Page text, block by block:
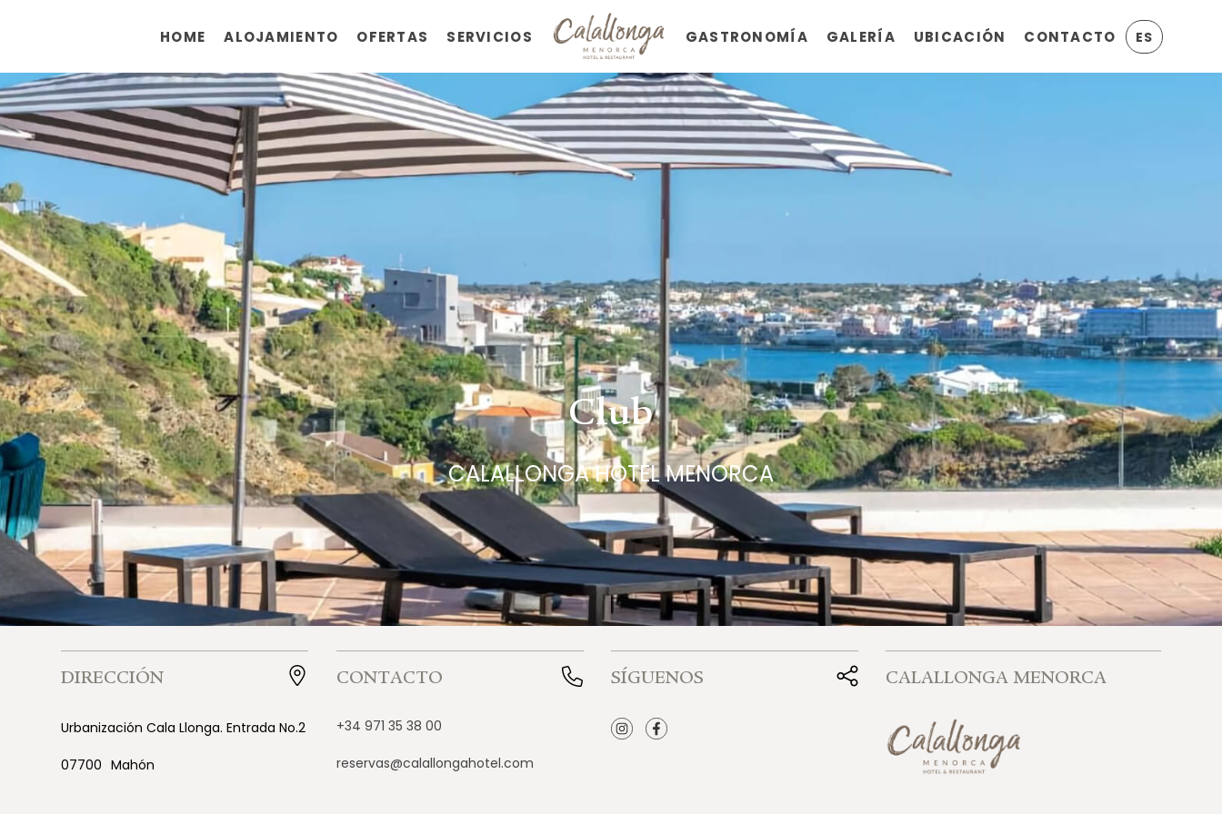
HOME ALOJAMIENTO OFERTAS SERVICIOS GASTRONOMÍA GALERÍA UBICACIÓN CONTACTO ES
Club
CALALLONGA HOTEL MENORCA
DIRECCIÓN
Urbanización Cala Llonga. Entrada No.2
07700 Mahón
CONTACTO
+34 971 35 38 00
reservas@calallongahotel.com
SÍGUENOS CALALLONGA MENORCA